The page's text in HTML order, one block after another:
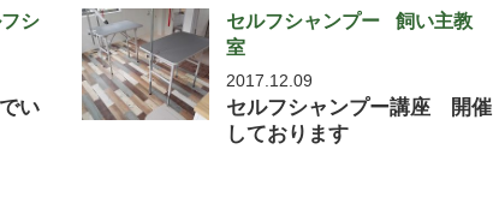
シ
い
セルフシャンプー
飼い主教
室
2017.12.09
セルフシャンプー講座 開催
しております